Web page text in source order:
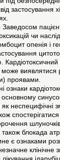
застосування
чи
опенія і
може
проявами.
ознаки
неспецифічні
спостерігатися
блокада
є ознаками
клінічне